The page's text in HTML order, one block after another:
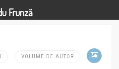
VOLUME DE AUTOR
Frunză